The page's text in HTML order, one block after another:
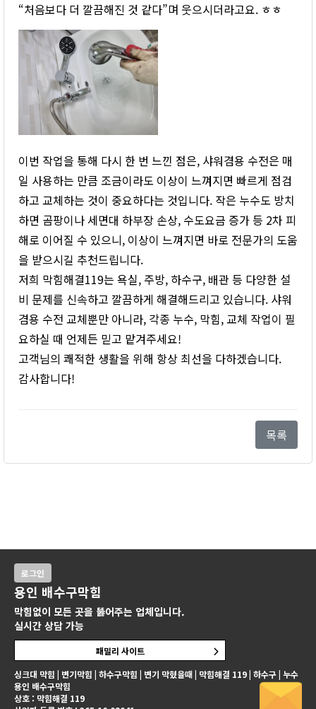
“처음보다 더 깔끔해진 것 같다”며 웃으시더라고요. ㅎㅎ
이번 작업을 통해 다시 한 번 느낀 점은, 샤워겸용 수전은 매
일 사용하는 만큼 조금이라도 이상이 느껴지면 빠르게 점검
하고 교체하는 것이 중요하다는 것입니다. 작은 누수도 방치
하면 곰팡이나 세면대 하부장 손상, 수도요금 증가 등 2차 피
해로 이어질 수 있으니, 이상이 느껴지면 바로 전문가의 도움
을 받으시길 추천드립니다.
저희 막힘해결119는 욕실, 주방, 하수구, 배관 등 다양한 설
비 문제를 신속하고 깔끔하게 해결해드리고 있습니다. 샤워
겸용 수전 교체뿐만 아니라, 각종 누수, 막힘, 교체 작업이 필
요하실 때 언제든 믿고 맡겨주세요!
고객님의 쾌적한 생활을 위해 항상 최선을 다하겠습니다.
감사합니다!
목록
싱크대 막힘 | 변기막힘 | 하수구막힘 | 변기 막혔을때 | 막힘해결 119 | 하수구 | 누수
용인 배수구막힘
상호 : 막힘해결 119
로그인
용인 배수구막힘
막힘없이 모든 곳을 뚫어주는 업체입니다.
실시간 상담 가능
패밀리 사이트